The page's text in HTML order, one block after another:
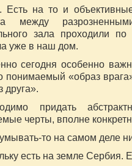
Есть на то и
между
зала проходили
уже в наш дом.
сегодня особенно
понимаемый «образ
друга».
придать
черты, вполне
то на самом деле
есть на земле Сербия.